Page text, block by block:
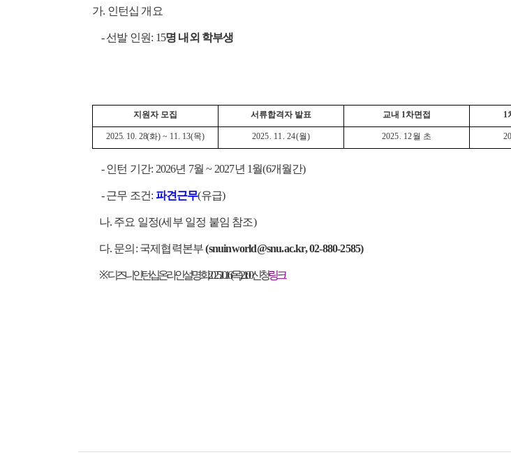
가. 인턴십 개요
- 선발 인원: 15명 내외 학부생
지원자 모집 서류합격자 발표 교내 1차면접 1
2025. 10. 28(화) ~ 11. 13(목) 2025. 11. 24(월) 2025. 12월 초
- 인턴 기간: 2026년 7월 ~ 2027년 1월(6개월간)
- 근무 조건: 파견근무(유급)
나. 주요 일정(세부 일정 붙임 참조)
다. 문의: 국제협력본부(snuinworld@snu.ac.kr, 02-880-2585)
※디 즈 니 인 턴 십 온 라 인 설 명 회 : 2 0 2 5. 1 0. 1 6 (목) 2 1 : 0 0 신청링크